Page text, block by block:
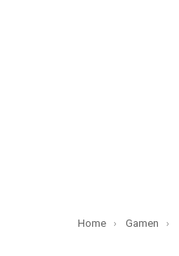
You are here:
Home Gamen